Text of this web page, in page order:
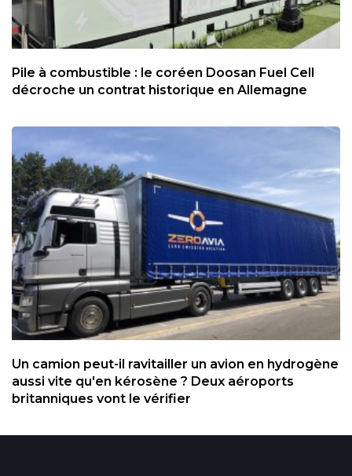
Pile à combustible : le coréen Doosan Fuel Cell
décroche un contrat historique en Allemagne
Un camion peut-il ravitailler un avion en hydrogène
aussi vite qu'en kérosène ? Deux aéroports
britanniques vont le vérifier